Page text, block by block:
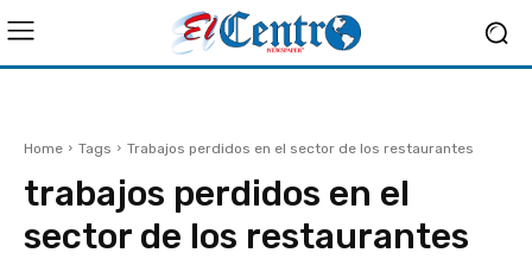
Home Tags Trabajos perdidos en el sector de los restaurantes
trabajos perdidos en el
sector de los restaurantes